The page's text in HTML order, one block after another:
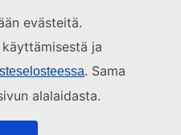
evästeitä.
ja
. Sama
alalaidasta.